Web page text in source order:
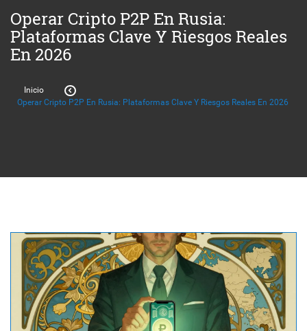
Operar Cripto P2P En Rusia:
Plataformas Clave Y Riesgos Reales
En 2026
Inicio
Operar Cripto P2P En Rusia: Plataformas Clave Y Riesgos Reales En 2026